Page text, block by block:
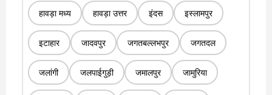
हावड़ा मध्य हावड़ा उत्तर इंदस इस्लामपुर
इटाहार जादवपुर जगतबल्लभपुर जगतदल
जलांगी जलपाईगुड़ी जमालपुर जामुरिया